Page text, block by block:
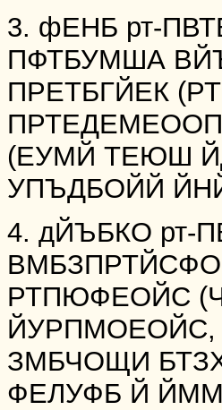
3. фЕНБ рт-
ПФТБУМША
ПРЕТБГЙЕК
(ЕУМЙ ТЕЮШ
УПЪДБОЙЙ
4. дЙЪБКО
РТПЮФЕОЙС
ЗМБЧОЩИ
ФЕЛУФБ Й